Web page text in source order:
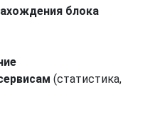
блока
(статистика,